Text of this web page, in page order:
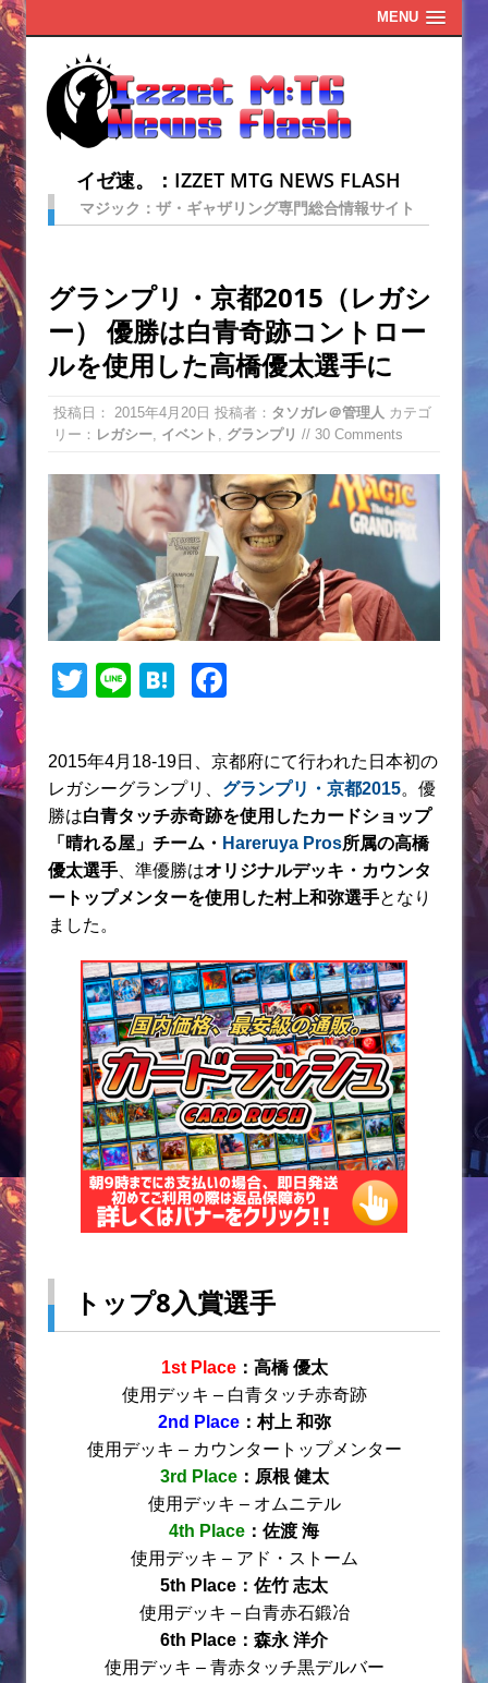
MENU
イゼ速。：IZZET MTG NEWS FLASH
マジック：ザ・ギャザリング専門総合情報サイト
グランプリ・京都2015（レガシ
ー） 優勝は白青奇跡コントロー
ルを使用した高橋優太選手に
投稿日： 2015年4月20日 投稿者： タソガレ＠管理人 カテゴ
リー： レガシー イベント グランプリ // 30 Comments
T
itt
er
Li
e
H
e
n
a
c
e
b
o
o
2015年4月18-19日、京都府にて行われた日本初の
レガシーグランプリ、 グランプリ・京都2015。優
勝は白青タッチ赤奇跡を使用したカードショップ
「晴れる屋」チーム・ Hareruya Pros所属の高橋
優太選手 、準優勝はオリジナルデッキ・カウンタ
ートップメンターを使用した村上和弥選手となり
ました。
トップ8入賞選手
1st Place：高橋 優太
使用デッキ – 白青タッチ赤奇跡
2nd Place：村上 和弥
使用デッキ – カウンタートップメンター
3rd Place：原根 健太
使用デッキ – オムニテル
4th Place ：佐渡 海
使用デッキ – アド・ストーム
5th Place：佐竹 志太
使用デッキ – 白青赤石鍛冶
6th Place：森永 洋介
使用デッキ – 青赤タッチ黒デルバー